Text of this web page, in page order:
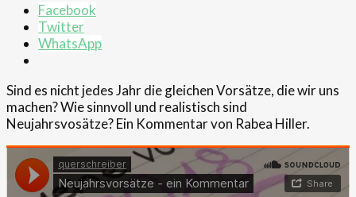
Facebook
Twitter
WhatsApp
Sind es nicht jedes Jahr die gleichen Vorsätze, die wir uns
machen? Wie sinnvoll und realistisch sind
Neujahrsvosätze? Ein Kommentar von Rabea Hiller.